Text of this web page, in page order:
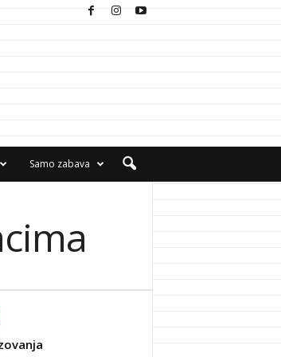
Samo zabava